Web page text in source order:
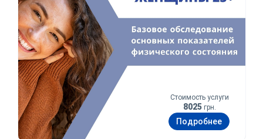
Стоимость услуги
8025 грн.
Подробнее